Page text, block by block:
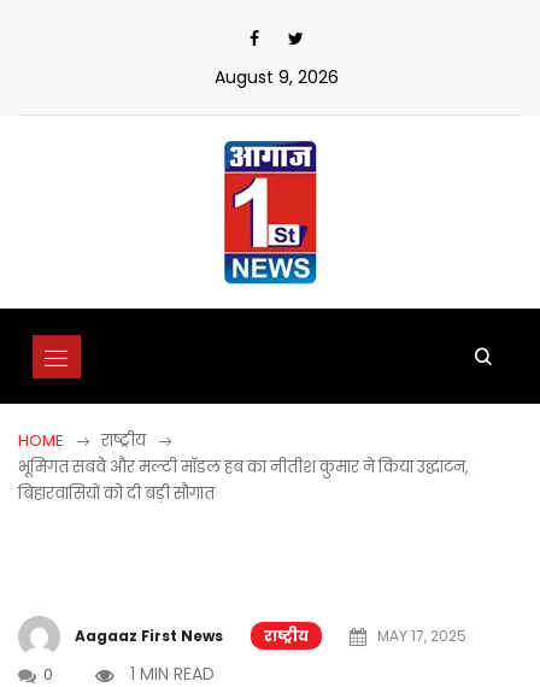
August 9, 2026
HOME
राष्ट्रीय
भूमिगत सबवे और मल्टी मॉडल हब का नीतीश कुमार ने किया उद्घाटन,
बिहारवासियों को दी बड़ी सौगात
Aagaaz First News राष्ट्रीय
MAY 17, 2025
0
1 MIN READ